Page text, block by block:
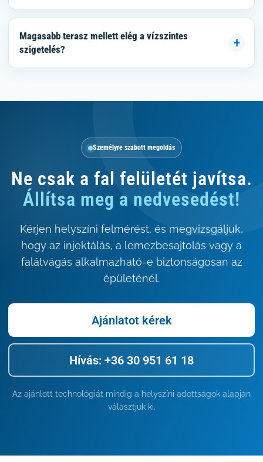
Magasabb terasz mellett elég a vízszintes
szigetelés?
Személyre szabott megoldás
Ne csak a fal felületét javítsa.
Állítsa meg a nedvesedést!
Kérjen helyszíni felmérést, és megvizsgáljuk,
hogy az injektálás, a lemezbesajtolás vagy a
falátvágás alkalmazható-e biztonságosan az
épületénél.
Ajánlatot kérek
Hívás: +36 30 951 61 18
Az ajánlott technológiát mindig a helyszíni adottságok alapján
választjuk ki.